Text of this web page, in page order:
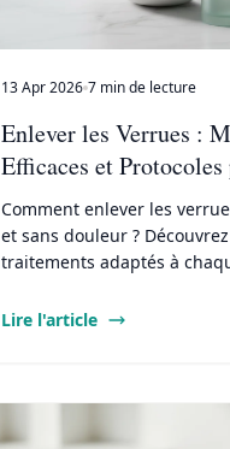
13 Apr 2026 7 min de lecture
Enlever les Verrues :
Efficaces et Protocoles
Comment enlever les
et sans douleur ?
traitements adaptés à
erreurs à éviter.
Lire l'article